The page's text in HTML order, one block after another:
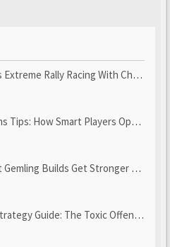
Rally Racing With Challenging Track...
How Smart Players Optimize Gear, Build...
Builds Get Stronger With u4gm’s Ice C...
The Toxic Offensive Scheme Your ...